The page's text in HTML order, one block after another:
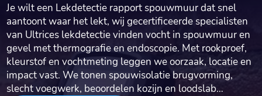
Je wilt een Lekdetectie rapport spouwmuur dat snel
aantoont waar het lekt, wij gecertificeerde specialisten
van Ultrices lekdetectie vinden vocht in spouwmuur en
gevel met thermografie en endoscopie.​ Met rookproef,
kleurstof en vochtmeting leggen we oorzaak, locatie en
impact vast.​ We tonen spouwisolatie brugvorming,
slecht voegwerk, beoordelen kozijn en loodslab…